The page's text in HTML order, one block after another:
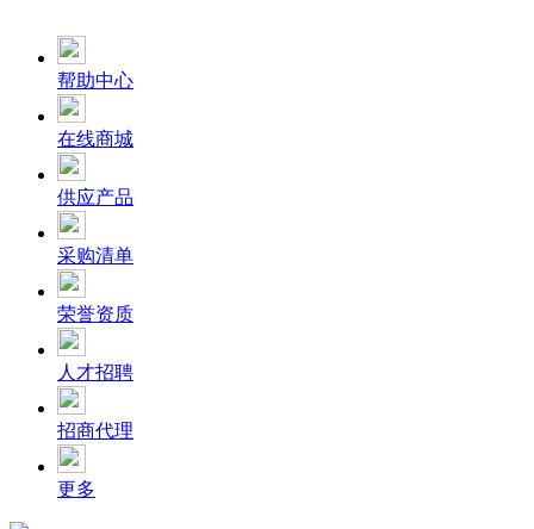
帮助中心
在线商城
供应产品
采购清单
荣誉资质
人才招聘
招商代理
更多